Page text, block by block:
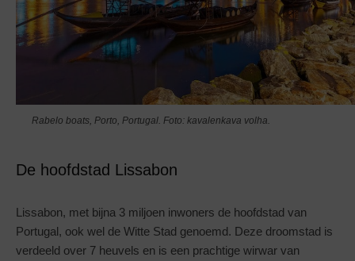
Rabelo boats, Porto, Portugal. Foto: kavalenkava volha.
De hoofdstad Lissabon
Lissabon, met bijna 3 miljoen inwoners de hoofdstad van
Portugal, ook wel de Witte Stad genoemd. Deze droomstad is
verdeeld over 7 heuvels en is een prachtige wirwar van